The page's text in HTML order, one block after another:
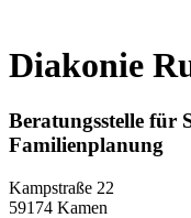
Diakonie
Beratungsstelle für
Familienplanung
Kampstraße 22
59174 Kamen